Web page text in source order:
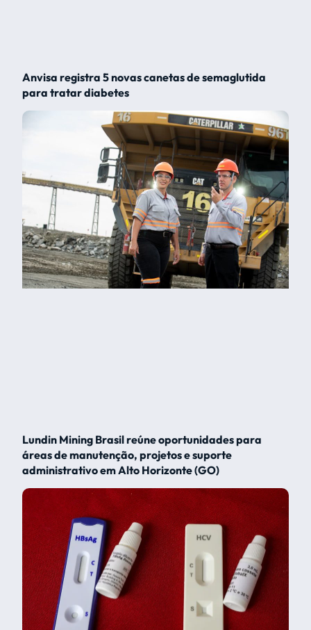
Anvisa registra 5 novas canetas de semaglutida
para tratar diabetes
Lundin Mining Brasil reúne oportunidades para
áreas de manutenção, projetos e suporte
administrativo em Alto Horizonte (GO)